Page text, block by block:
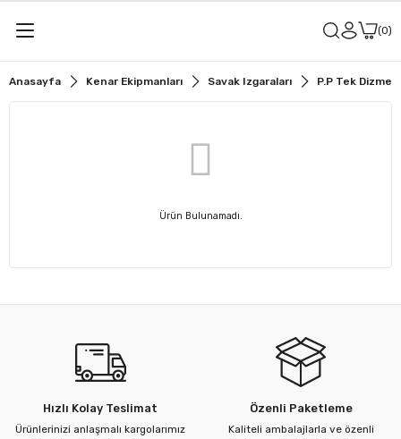
0
Anasayfa Kenar Ekipmanları Savak Izgaraları P.P Tek Dizme
Ürün Bulunamadı.
Hızlı Kolay Teslimat
Ürünlerinizi anlaşmalı kargolarımız
Özenli Paketleme
Kaliteli ambalajlarla ve özenli